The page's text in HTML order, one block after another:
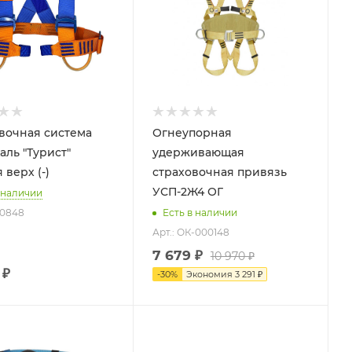
система
"Турист"
верх (-)
₽
Огнеупорная
удерживающая
страховочная привязь
УСП-2Ж4 ОГ
Есть в наличии
Арт.: ОК-000148
7 679 ₽ 10 970 ₽
-30% Экономия 3 291 ₽